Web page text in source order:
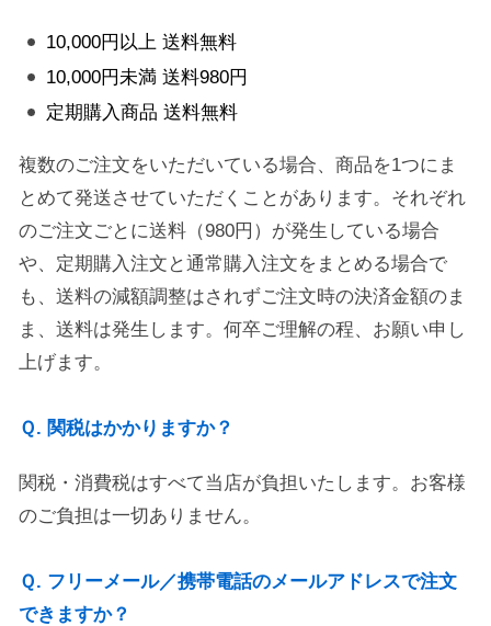
10,000円以上 送料無料
10,000円未満 送料980円
定期購入商品 送料無料
複数のご注文をいただいている場合、商品を1つにま
とめて発送させていただくことがあります。それぞれ
のご注文ごとに送料（980円）が発生している場合
や、定期購入注文と通常購入注文をまとめる場合で
も、送料の減額調整はされずご注文時の決済金額のま
ま、送料は発生します。何卒ご理解の程、お願い申し
上げます。
Ｑ. 関税はかかりますか？
関税・消費税はすべて当店が負担いたします。お客様
のご負担は一切ありません。
Ｑ. フリーメール／携帯電話のメールアドレスで注文
できますか？